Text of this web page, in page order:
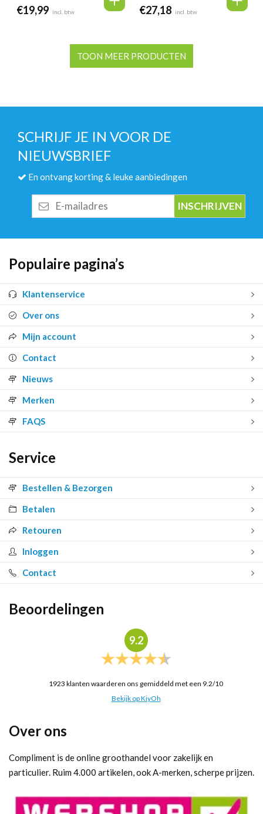
€19,99 incl. btw €27,18 incl. btw
TOON MEER PRODUCTEN
SCHRIJF JE IN VOOR DE
NIEUWSBRIEF
En ontvang korting & leuke aanbiedingen
mailadres
Populaire pagina’s
Klantenservice
Over ons
Mijn account
Contact
Nieuws
Merken
FAQS
Service
Bestellen & Bezorgen
Betalen
Retouren
Inloggen
Contact
Beoordelingen
9.2
1923 klanten waarderen ons gemiddeld met een 9.2/10
Bekijk op KiyOh
Over ons
Compliment is de online groothandel voor zakelijk en
particulier. Ruim 4.000 artikelen, ook A-merken, scherpe prijzen.